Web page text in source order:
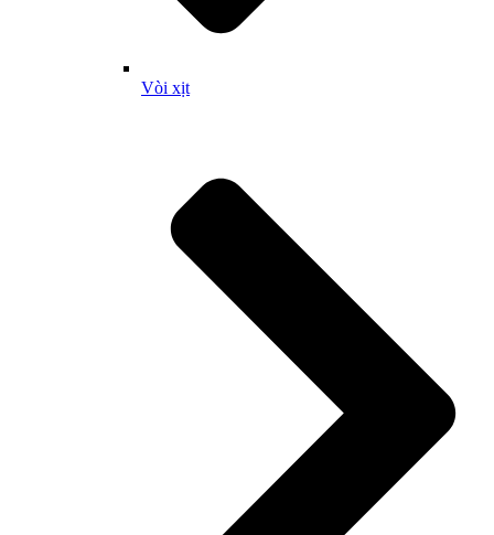
Vòi xịt